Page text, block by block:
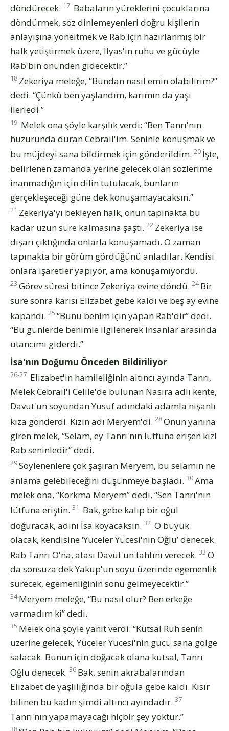
döndürecek. 17 Babaların yüreklerini çocuklarına
döndürmek, söz dinlemeyenleri doğru kişilerin
anlayışına yöneltmek ve Rab için hazırlanmış bir
halk yetiştirmek üzere, İlyas'ın ruhu ve gücüyle
Rab'bin önünden gidecektir.”
18 Zekeriya meleğe, “Bundan nasıl emin olabilirim?”
dedi. “Çünkü ben yaşlandım, karımın da yaşı
ilerledi.”
19 Melek ona şöyle karşılık verdi: “Ben Tanrı'nın
huzurunda duran Cebrail'im. Seninle konuşmak ve
bu müjdeyi sana bildirmek için gönderildim. 20 İşte,
belirlenen zamanda yerine gelecek olan sözlerime
inanmadığın için dilin tutulacak, bunların
gerçekleşeceği güne dek konuşamayacaksın.”
21 Zekeriya'yı bekleyen halk, onun tapınakta bu
kadar uzun süre kalmasına şaştı. 22 Zekeriya ise
dışarı çıktığında onlarla konuşamadı. O zaman
tapınakta bir görüm gördüğünü anladılar. Kendisi
onlara işaretler yapıyor, ama konuşamıyordu.
23 Görev süresi bitince Zekeriya evine döndü. 24 Bir
süre sonra karısı Elizabet gebe kaldı ve beş ay evine
kapandı. 25 “Bunu benim için yapan Rab'dir” dedi.
“Bu günlerde benimle ilgilenerek insanlar arasında
utancımı giderdi.”
İsa'nın Doğumu Önceden Bildiriliyor
26-27 Elizabet'in hamileliğinin altıncı ayında Tanrı,
Melek Cebrail'i Celile'de bulunan Nasıra adlı kente,
Davut'un soyundan Yusuf adındaki adamla nişanlı
kıza gönderdi. Kızın adı Meryem'di. 28Onun yanına
giren melek, “Selam, ey Tanrı'nın lütfuna erişen kız!
Rab seninledir” dedi.
29Söylenenlere çok şaşıran Meryem, bu selamın ne
anlama gelebileceğini düşünmeye başladı. 30Ama
melek ona, “Korkma Meryem” dedi, “Sen Tanrı'nın
lütfuna eriştin. 31 Bak, gebe kalıp bir oğul
doğuracak, adını İsa koyacaksın. 32 O büyük
olacak, kendisine ‘Yüceler Yücesi'nin Oğlu’ denecek.
Rab Tanrı O'na, atası Davut'un tahtını verecek. 33 O
da sonsuza dek Yakup'un soyu üzerinde egemenlik
sürecek, egemenliğinin sonu gelmeyecektir.”
34 Meryem meleğe, “Bu nasıl olur? Ben erkeğe
varmadım ki” dedi.
35 Melek ona şöyle yanıt verdi: “Kutsal Ruh senin
üzerine gelecek, Yüceler Yücesi'nin gücü sana gölge
salacak. Bunun için doğacak olana kutsal, Tanrı
Oğlu denecek. 36 Bak, senin akrabalarından
Elizabet de yaşlılığında bir oğula gebe kaldı. Kısır
bilinen bu kadın şimdi altıncı ayındadır. 37
Tanrı'nın yapamayacağı hiçbir şey yoktur.”
38